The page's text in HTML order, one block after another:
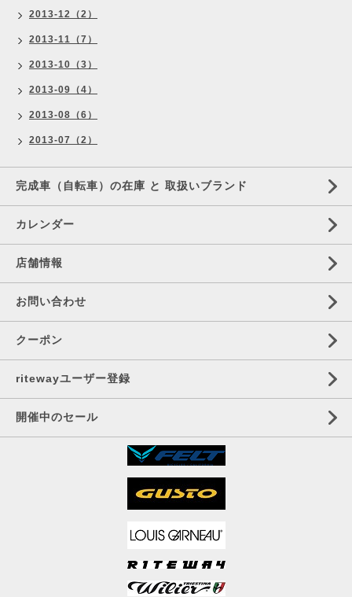
2013-12（2）
2013-11（7）
2013-10（3）
2013-09（4）
2013-08（6）
2013-07（2）
完成車（自転車）の在庫 と 取扱いブランド
カレンダー
店舗情報
お問い合わせ
クーポン
ritewayユーザー登録
開催中のセール